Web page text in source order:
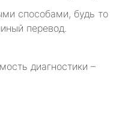
способами, будь то
перевод.
диагностики –